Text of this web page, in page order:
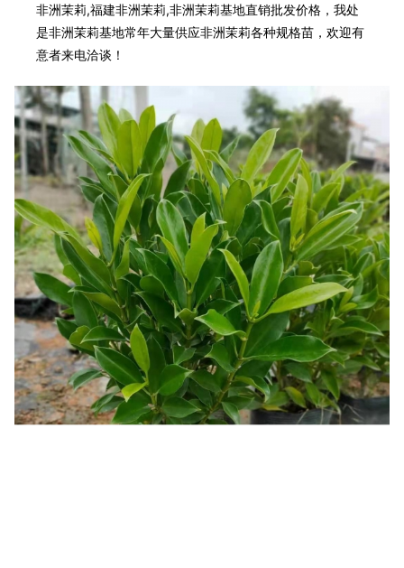
非洲茉莉,福建非洲茉莉,非洲茉莉基地直销批发价格，我处
是非洲茉莉基地常年大量供应非洲茉莉各种规格苗，欢迎有
意者来电洽谈！